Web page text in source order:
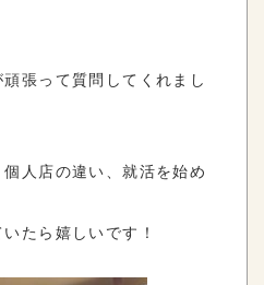
張って質問してくれまし
人店の違い、就活を始め
たら嬉しいです！